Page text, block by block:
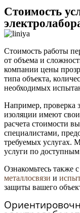
Стоимость
Стоимость работы
от объема и
компании цены
типа объекта,
необходимых
Например, проверка
изоляции имеют
расчета стоимости
специалистами,
требуемых услугах.
услуги по
Ознакомьтесь также
металлосвязи и
защиты вашего